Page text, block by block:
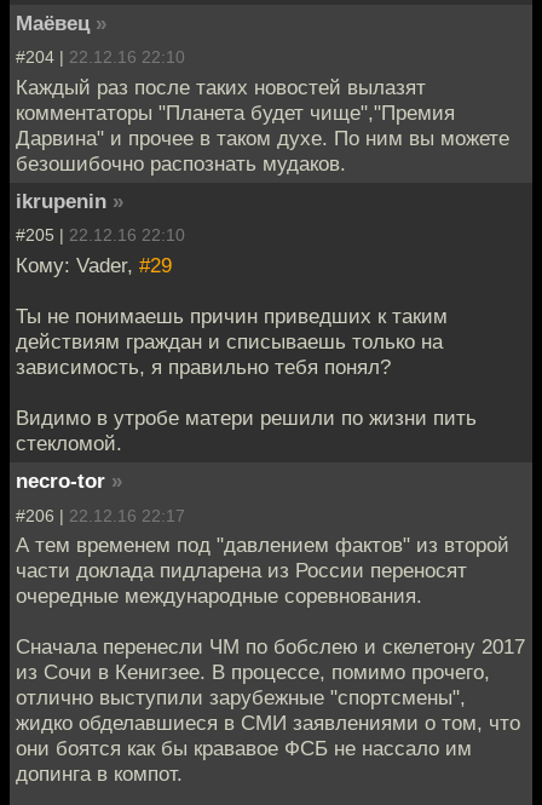
Маёвец »
#204 | 22.12.16 22:10
Каждый раз после таких новостей вылазят
комментаторы "Планета будет чище","Премия
Дарвина" и прочее в таком духе. По ним вы можете
безошибочно распознать мудаков.
ikrupenin »
#205 | 22.12.16 22:10
Кому: Vader, #29
Ты не понимаешь причин приведших к таким
действиям граждан и списываешь только на
зависимость, я правильно тебя понял?
Видимо в утробе матери решили по жизни пить
стекломой.
necro-tor »
#206 | 22.12.16 22:17
А тем временем под "давлением фактов" из второй
части доклада пидларена из России переносят
очередные международные соревнования.
Сначала перенесли ЧМ по бобслею и скелетону 2017
из Сочи в Кенигзее. В процессе, помимо прочего,
отлично выступили зарубежные "спортсмены",
жидко обделавшиеся в СМИ заявлениями о том, что
они боятся как бы крававое ФСБ не нассало им
допинга в компот.